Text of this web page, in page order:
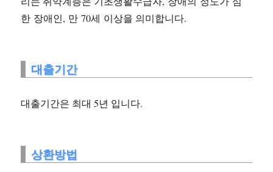
한 장애인, 만 70세 이상을 의미합니다.
대출기간
대출기간은 최대 5년 입니다.
상환방법